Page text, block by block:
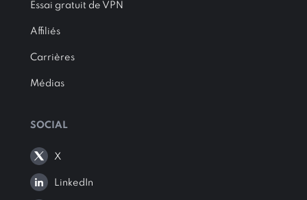
Essai gratuit de VPN
Affiliés
Carrières
Médias
SOCIAL
X
LinkedIn